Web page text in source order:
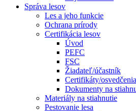
Správa lesov
Les a jeho funkcie
Ochrana prírody
Certifikácia lesov
Úvod
PEFC
FSC
Žiadateľ/účastník
Certifikáty/osvedčenia
Dokumenty na
Materiály na stiahnutie
Pestovanie lesa